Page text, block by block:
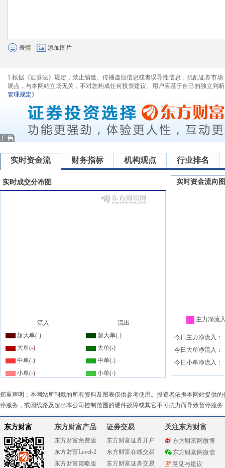
表情 添加图片
1.根据《证券法》规定，禁止编造、传播虚假信息或者误导性信息，扰乱证券市
观点，与本网站立场无关，不对您构成任何投资建议。用户应基于自己的独立判
管理规定》
实时资金流 财务指标 机构观点 行业排名
实时成交分布图
流入
流出
超大单(-) 超大单(-)
大单(-) 大单(-)
中单(-) 中单(-)
小单(-) 小单(-)
实时资金流向图
主力净流
今日主力净流入：
今日大单净流入：
今日小单净流入：
郑重声明：本网站所刊载的所有资料及图表仅供参考使用。投资者依据本网站提供
停服务，或因线路及超出本公司控制范围的硬件故障或其它不可抗力而导致暂停服
东方财富 东方财富产品
东方财富免费版
东方财富Level-2
东方财富策略版
证券交易
东方财富证券开户
东方财富在线交易
东方财富证券交易
关注东方财富
东方财富网微博
东方财富网微信
意见与建议